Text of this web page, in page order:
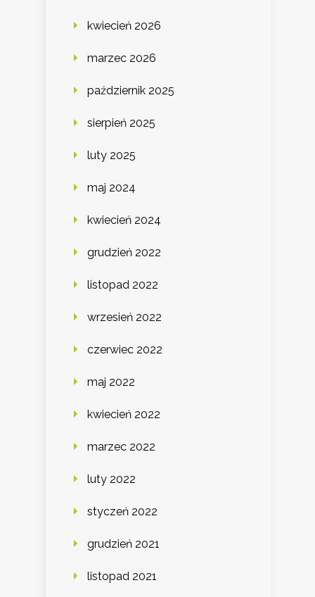
kwiecień 2026
marzec 2026
październik 2025
sierpień 2025
luty 2025
maj 2024
kwiecień 2024
grudzień 2022
listopad 2022
wrzesień 2022
czerwiec 2022
maj 2022
kwiecień 2022
marzec 2022
luty 2022
styczeń 2022
grudzień 2021
listopad 2021